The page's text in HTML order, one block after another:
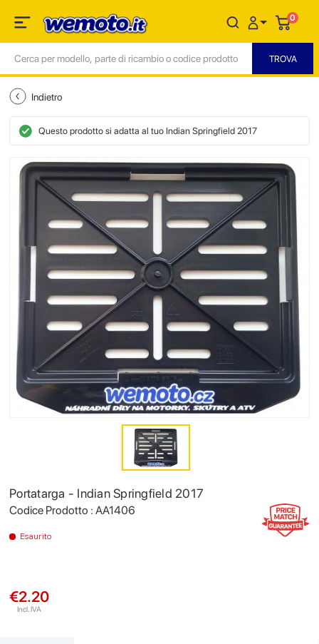
0
Indietro
Questo prodotto si adatta al tuo Indian Springfield 2017
Portatarga - Indian Springfield 2017
Codice Prodotto : AA1406
Esaurito
€2.20
Incl. IVA